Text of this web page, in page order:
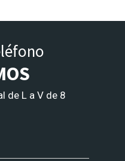
de L a V de 8